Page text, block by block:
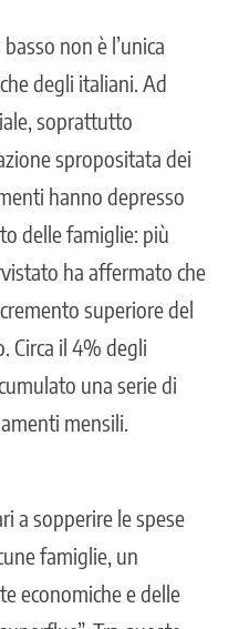
non è l’unica
degli italiani. Ad
soprattutto
spropositata dei
hanno depresso
delle famiglie: più
ha affermato che
superiore del
Circa il 4% degli
una serie di
mensili.
a sopperire le spese
famiglie, un
economiche e delle